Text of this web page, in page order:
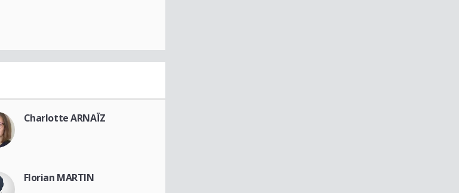
Charlotte ARNAÏZ
Florian MARTIN